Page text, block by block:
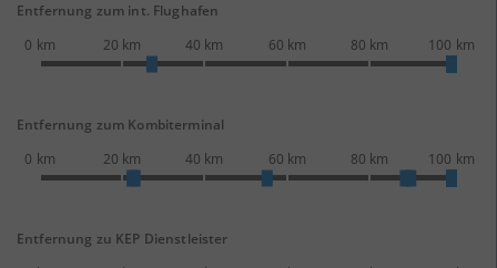
Entfernung zum int. Flughafen
0 km
20 km 40 km 60 km 80 km 100 km
Entfernung zum Kombiterminal
0 km
20 km 40 km 60 km 80 km 100 km
Entfernung zu KEP Dienstleister